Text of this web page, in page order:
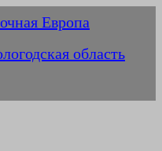
Европа
область